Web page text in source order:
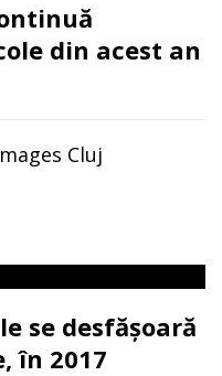
din acest an
Cluj
se desfășoară
în 2017